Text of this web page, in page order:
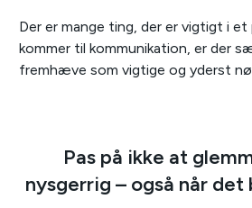
Der er mange ting, der er vigtigt i
kommer til kommunikation, er der
fremhæve som vigtige og yderst
Pas på ikke at
nysgerrig – også når